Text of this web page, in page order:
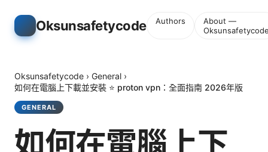
Oksunsafetycode Authors
About —
Oksunsafetycode › General ›
如何在電腦上下載並安裝 ⭐ proton vpn：全面指南 2026年版
GENERAL
如何在電腦上下